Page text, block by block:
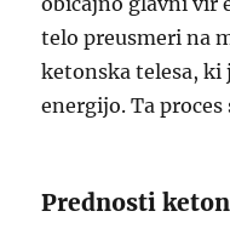
telo preusmeri na
ketonska telesa,
energijo. Ta
Prednosti